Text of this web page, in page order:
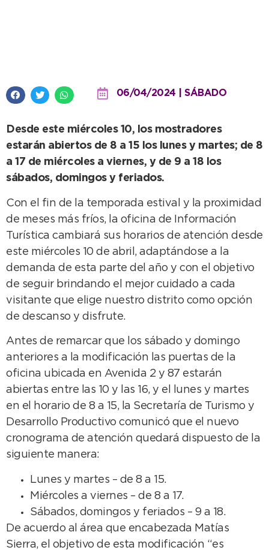
06/04/2024 | SÁBADO
Desde este miércoles 10, los mostradores
estarán abiertos de 8 a 15 los lunes y martes; de 8
a 17 de miércoles a viernes, y de 9 a 18 los
sábados, domingos y feriados.
Con el fin de la temporada estival y la proximidad
de meses más fríos, la oficina de Información
Turística cambiará sus horarios de atención desde
este miércoles 10 de abril, adaptándose a la
demanda de esta parte del año y con el objetivo
de seguir brindando el mejor cuidado a cada
visitante que elige nuestro distrito como opción
de descanso y disfrute.
Antes de remarcar que los sábado y domingo
anteriores a la modificación las puertas de la
oficina ubicada en Avenida 2 y 87 estarán
abiertas entre las 10 y las 16, y el lunes y martes
en el horario de 8 a 15, la Secretaría de Turismo y
Desarrollo Productivo comunicó que el nuevo
cronograma de atención quedará dispuesto de la
siguiente manera:
Lunes y martes – de 8 a 15.
Miércoles a viernes – de 8 a 17.
Sábados, domingos y feriados – 9 a 18.
De acuerdo al área que encabezada Matías
Sierra, el objetivo de esta modificación “es